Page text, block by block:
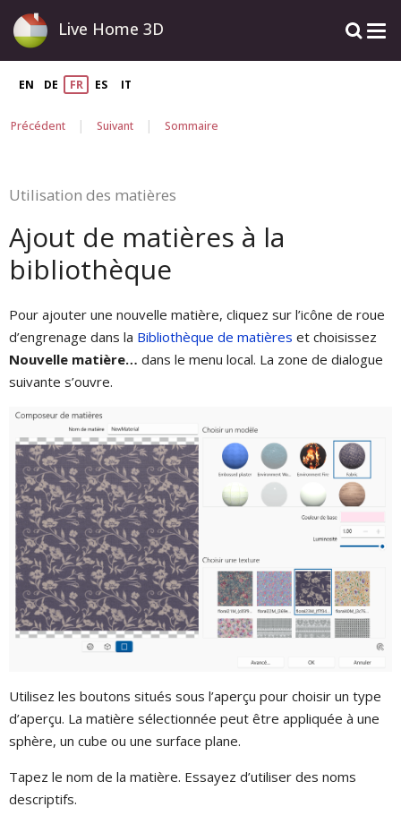
Live Home 3D
EN DE FR ES IT
Précédent | Suivant | Sommaire
Utilisation des matières
Ajout de matières à la
bibliothèque
Pour ajouter une nouvelle matière, cliquez sur l’icône de roue
d’engrenage dans la Bibliothèque de matières et choisissez
Nouvelle matière… dans le menu local. La zone de dialogue
suivante s’ouvre.
Utilisez les boutons situés sous l’aperçu pour choisir un type
d’aperçu. La matière sélectionnée peut être appliquée à une
sphère, un cube ou une surface plane.
Tapez le nom de la matière. Essayez d’utiliser des noms
descriptifs.